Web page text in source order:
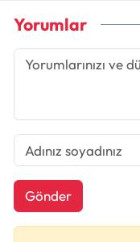
Yorumlar
Gönder